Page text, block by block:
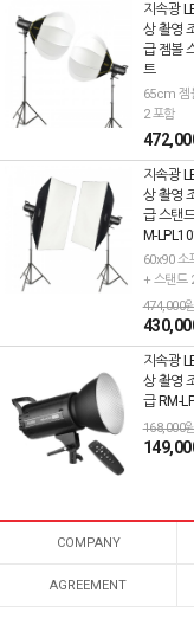
지속광
상 촬영
급 젬볼
트
65cm 젬
2 포함
지속광
상 촬영
급 스탠
M-
60x90 소
+ 스탠드
474,000
지속광
상 촬영
급 RM-
168,000
COMPANY
AGREEMENT